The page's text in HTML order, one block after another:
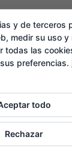
y Secretaría
14 – 1º
- 91 544 58 79
y de terceros
medir su uso y
todas las
preferencias.
todo
Rechazar